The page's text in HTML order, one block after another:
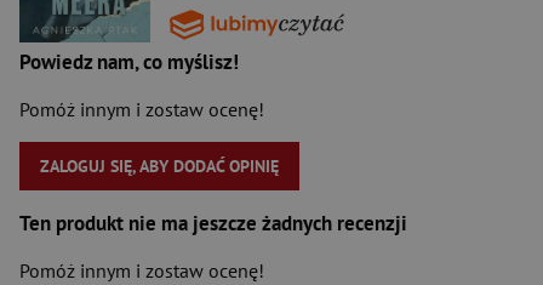
Powiedz nam, co myślisz!
Pomóż innym i zostaw ocenę!
ZALOGUJ SIĘ, ABY DODAĆ OPINIĘ
Ten produkt nie ma jeszcze żadnych recenzji
Pomóż innym i zostaw ocenę!